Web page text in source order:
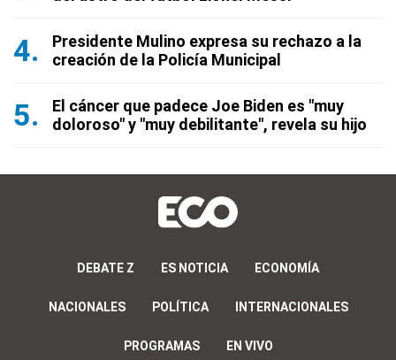
Presidente Mulino expresa su rechazo a la
creación de la Policía Municipal
El cáncer que padece Joe Biden es "muy
doloroso" y "muy debilitante", revela su hijo
DEBATE Z ES NOTICIA ECONOMÍA
NACIONALES POLÍTICA INTERNACIONALES
PROGRAMAS EN VIVO